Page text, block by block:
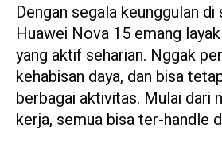
Dengan segala keunggulan
Huawei Nova 15 emang
yang aktif seharian. Nggak
kehabisan daya, dan bisa
berbagai aktivitas. Mulai dari
kerja, semua bisa ter-handle